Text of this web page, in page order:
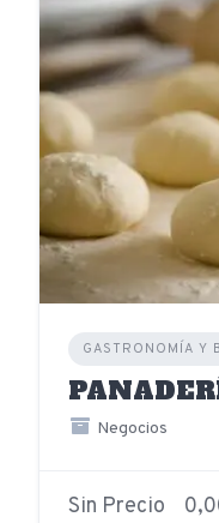
GASTRONOMÍA Y
Negocios
Sin Precio